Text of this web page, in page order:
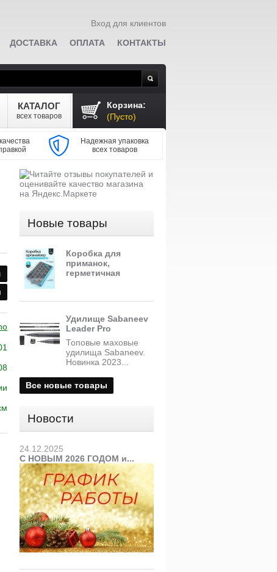
Вход для клиентов
Корзина:
(Пусто)
ДОСТАВКА ОПЛАТА КОНТАКТЫ
КАТАЛОГ
всех товаров
Надежная упаковка
всех товаров
Новые товары
Коробка для
приманок,
герметичная
Удилище Sabaneev
Leader Pro
Топовые маховые
удилища Sabaneev.
Новинка 2023...
Все новые товары
Новости
24.12.2025
С НОВЫМ 2026 ГОДОМ и...